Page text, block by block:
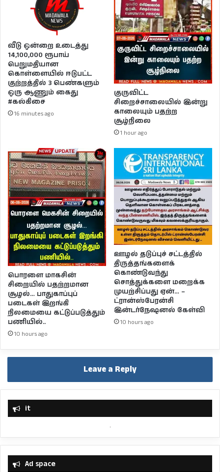
வீடு ஒன்றை உடைத்து
14,100,000 ரூபாய்
பெறுமதியான
கொள்ளையில் ஈடுபட்ட
குற்றத்தில் 3 பெண்களும்
ஒரு ஆணும் கைது
#கல்கிசை
16 minutes ago
குருவிட்ட
சிறைச்சாலையில் இன்று
காலையும் பதற்ற
சூழ்நிலை
1 hour ago
பொரளை மாகசின்
சிறையில் பதற்றமான
சூழல்… பாதுகாப்புப்
படைகள் இறங்கி
நிலமையை கட்டுப்படுத்தும்
பணியில்..
10 hours ago
ஊழல் தடுப்புச் சட்டத்தில்
திருத்தங்களைக்
கொண்டுவந்து
சொத்துக்களை மறைக்க
முயற்சிப்பது ஏன்… –
ட்ரான்ஸ்பேரன்சி
இன்டர்நேஷனல் கேள்வி
10 hours ago
Leave a Reply
it
Ad space